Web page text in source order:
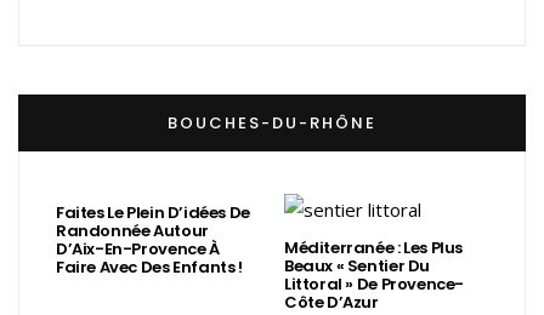
BOUCHES-DU-RHÔNE
Faites Le Plein D’idées De
Randonnée Autour
D’Aix-En-Provence À
Faire Avec Des Enfants !
Méditerranée : Les Plus
Beaux « Sentier Du
Littoral » De Provence-
Côte D’Azur